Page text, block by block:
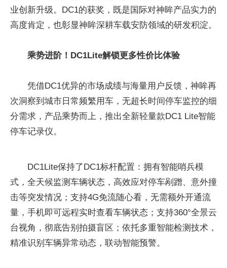
业创新升级。DC1的获奖，既是国际对神眸产品实力的
高度肯定，也彰显神眸深耕车载安防领域的研发积淀。
乘势进阶！DC1Lite解锁更多性价比体验
凭借DC1优异的市场成绩与海量用户反馈，神眸再
次洞察到城市日常频繁用车，无超长时间停车监控的细
分需求，产品乘势而上，推出全新轻量款DC1 Lite智能
停车记录仪。
DC1Lite保持了DC1标杆配置：拥有智能哨兵模
式，全天候监测车辆状态，高效应对停车剐蹭、意外撞
击等突发情况；支持4G免流随心看，无需额外开通流
量，手机即可远程实时查看车辆状态；支持360°全景云
台视角，彻底告别拍摄盲区；依托多重智能检测技术，
精准识别车辆异常动态，联动智能预警。